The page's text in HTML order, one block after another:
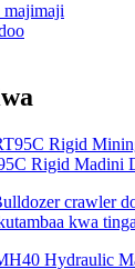
Rigid Madini
kwa